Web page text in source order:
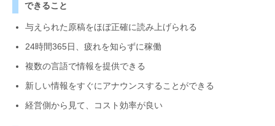
できること
与えられた原稿をほぼ正確に読み上げられる
24時間365日、疲れを知らずに稼働
複数の言語で情報を提供できる
新しい情報をすぐにアナウンスすることができる
経営側から見て、コスト効率が良い